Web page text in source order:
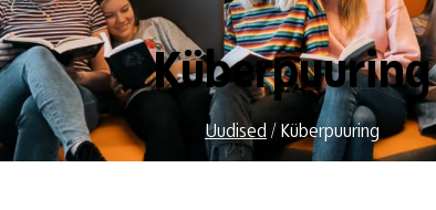
Küberpuuring
Uudised / Küberpuuring